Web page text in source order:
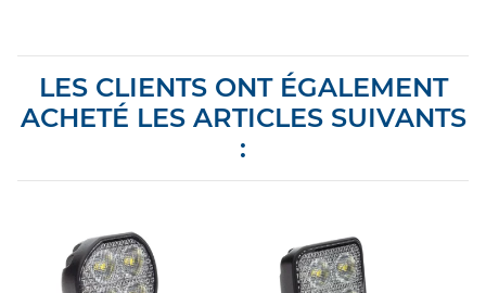
LES CLIENTS ONT ÉGALEMENT
ACHETÉ LES ARTICLES SUIVANTS
: